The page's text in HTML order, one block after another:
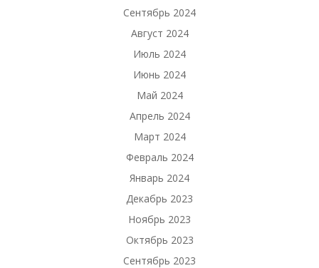
Сентябрь 2024
Август 2024
Июль 2024
Июнь 2024
Май 2024
Апрель 2024
Март 2024
Февраль 2024
Январь 2024
Декабрь 2023
Ноябрь 2023
Октябрь 2023
Сентябрь 2023